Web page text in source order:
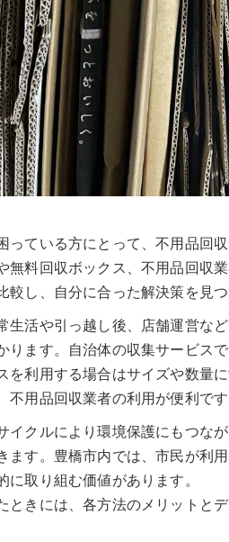
っている方にとって、不用品回
無料回収ボックス、不用品回収
し、自分に合った解決策を見つ
生活や引っ越し後、店舗運営な
ります。自治体の収集サービス
を利用する場合はサイズや数量
用品回収業者の利用が便利です
イクルにより環境保護にもつな
ます。豊橋市内では、市民が利
取り組む価値があります。
ときには、各方法のメリットと